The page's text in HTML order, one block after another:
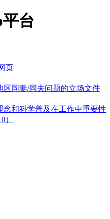
台
页
区同妻/同夫问题的立场文件
念和科学普及在工作中重要性
）